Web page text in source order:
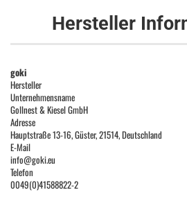
Hersteller
goki
Hersteller
Unternehmensname
Gollnest & Kiesel GmbH
Adresse
Hauptstraße 13-16, Güster, 21514, Deutschland
E-Mail
info@goki.eu
Telefon
0049(0)41588822-2